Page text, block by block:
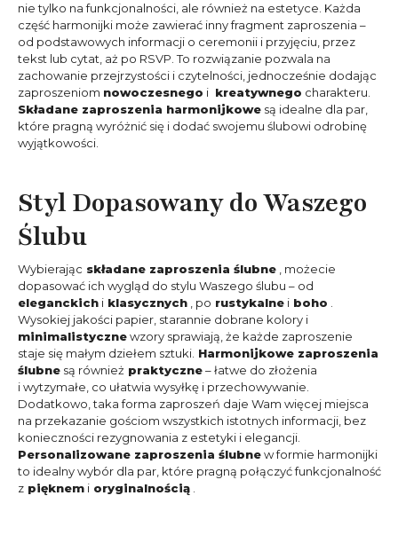
nie tylko na funkcjonalności, ale również na estetyce. Każda
część harmonijki może zawierać inny fragment zaproszenia –
od podstawowych informacji o ceremonii i przyjęciu, przez
tekst lub cytat, aż po RSVP. To rozwiązanie pozwala na
zachowanie przejrzystości i czytelności, jednocześnie dodając
zaproszeniom nowoczesnego i kreatywnego charakteru.
Składane zaproszenia harmonijkowesą idealne dla par,
które pragną wyróżnić się i dodać swojemu ślubowi odrobinę
wyjątkowości.
Styl Dopasowany do Waszego
Ślubu
Wybierając składane zaproszenia ślubne, możecie
dopasować ich wygląd do stylu Waszego ślubu – od
eleganckichiklasycznych, po rustykalneiboho .
Wysokiej jakości papier, starannie dobrane kolory i
minimalistycznewzory sprawiają, że każde zaproszenie
staje się małym dziełem sztuki. Harmonijkowe zaproszenia
ślubnesą również praktyczne– łatwe do złożenia
i wytzymałe, co ułatwia wysyłkę i przechowywanie.
Dodatkowo, taka forma zaproszeń daje Wam więcej miejsca
na przekazanie gościom wszystkich istotnych informacji, bez
konieczności rezygnowania z estetyki i elegancji.
Personalizowane zaproszenia ślubnew formie harmonijki
to idealny wybór dla par, które pragną połączyć funkcjonalność
zpięknemioryginalnością.